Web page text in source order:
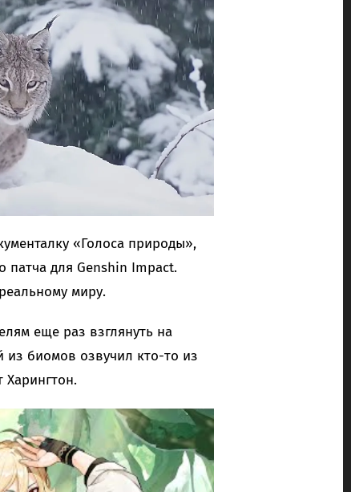
«Голоса природы»,
патча для Genshin Impact.
миру.
еще раз взглянуть на
биомов озвучил кто-то из
Харингтон.